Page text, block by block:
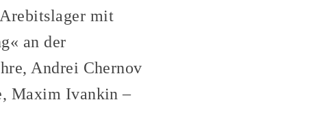
mit
an der
Andrei Chernov
Maxim Ivankin –